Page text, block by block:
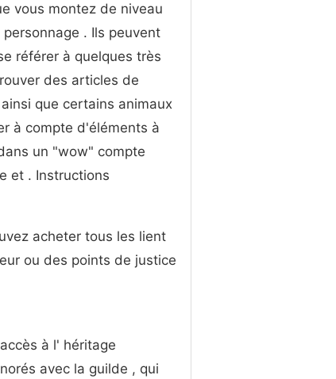
vous montez de niveau
personnage . Ils peuvent
référer à quelques très
des articles de
que certains animaux
à compte d'éléments à
un "wow" compte
et . Instructions
acheter tous les lient
ou des points de justice
à l' héritage
avec la guilde , qui